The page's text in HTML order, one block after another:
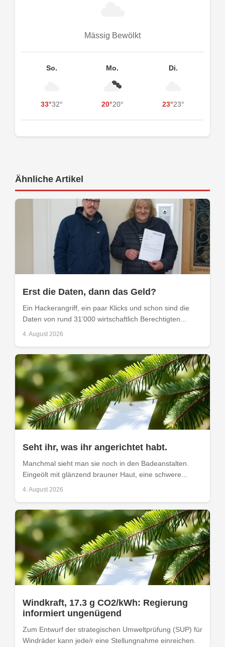
Mässig Bewölkt
So.
33°32°
Mo.
20°20°
Di.
23°23°
Ähnliche Artikel
Erst die Daten, dann das Geld?
Ein Hackerangriff, ein paar Klicks und schon sind die
Daten von rund 31’000 wirtschaftlich Berechtigten...
4. August 2026
Seht ihr, was ihr angerichtet habt.
Manchmal sieht man sie noch in den Badeanstalten.
Eingeölt mit glänzend brauner Haut, eine schwere...
4. August 2026
Windkraft, 17.3 g CO2/kWh: Regierung
informiert ungenügend
Zum Entwurf der strategischen Umweltprüfung (SUP) für
Windräder kann jede/r eine Stellungnahme einreichen.